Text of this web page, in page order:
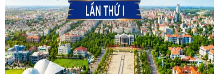
Xe tăng quân đội Ukraine tại thị trấn Debaltseve, khu vực
Donetsk ngày 13/2. (Nguồn: AFP/TTXVN)